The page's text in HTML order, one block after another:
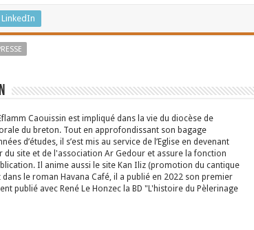
LinkedIn
Caouissin est impliqué dans la vie du diocèse de
du breton. Tout en approfondissant son bagage
d’études, il s’est mis au service de l’Eglise en devenant
site et de l'association Ar Gedour et assure la fonction
Il anime aussi le site Kan Iliz (promotion du cantique
le roman Havana Café, il a publié en 2022 son premier
publié avec René Le Honzec la BD "L'histoire du Pèlerinage